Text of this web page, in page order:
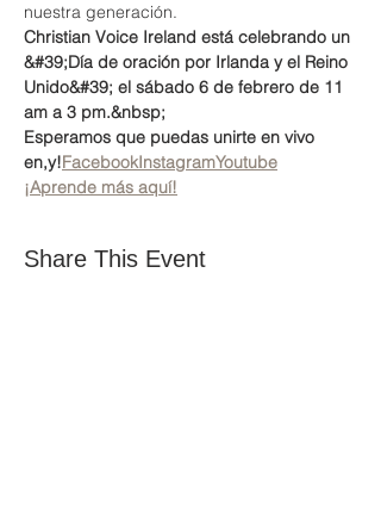
nuestra generación.
Christian Voice Ireland está celebrando un
&#39;Día de oración por Irlanda y el Reino
Unido&#39; el sábado 6 de febrero de 11
am a 3 pm.&nbsp;
Esperamos que puedas unirte en vivo
en,y!FacebookInstagramYoutube
¡Aprende más aquí!
Share This Event